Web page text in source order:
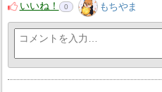
いいね！
0 もちやま